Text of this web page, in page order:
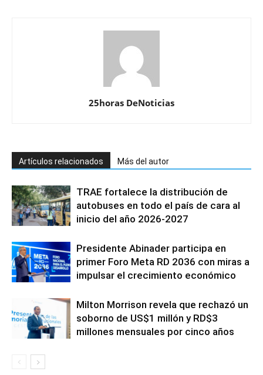
25horas DeNoticias
Artículos relacionados Más del autor
TRAE fortalece la distribución de
autobuses en todo el país de cara al
inicio del año 2026-2027
Presidente Abinader participa en
primer Foro Meta RD 2036 con miras a
impulsar el crecimiento económico
Milton Morrison revela que rechazó un
soborno de US$1 millón y RD$3
millones mensuales por cinco años